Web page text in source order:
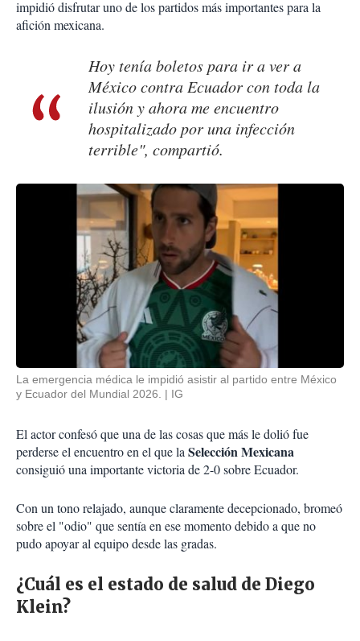
impidió disfrutar uno de los partidos más importantes para la
afición mexicana.
Hoy tenía boletos para ir a ver a
México contra Ecuador con toda la
ilusión y ahora me encuentro
hospitalizado por una infección
terrible", compartió.
La emergencia médica le impidió asistir al partido entre México
y Ecuador del Mundial 2026.
IG
El actor confesó que una de las cosas que más le dolió fue
perderse el encuentro en el que laSelección Mexicana
consiguió una importante victoria de 2-0 sobre Ecuador.
Con un tono relajado, aunque claramente decepcionado, bromeó
sobre el "odio" que sentía en ese momento debido a que no
pudo apoyar al equipo desde las gradas.
¿Cuál es el estado de salud de Diego
Klein?